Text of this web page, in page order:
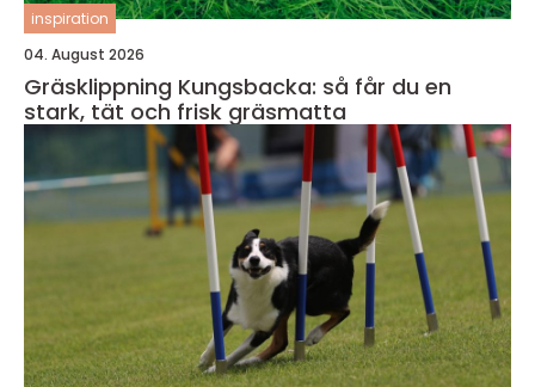
inspiration
04. August 2026
Gräsklippning Kungsbacka: så får du en
stark, tät och frisk gräsmatta